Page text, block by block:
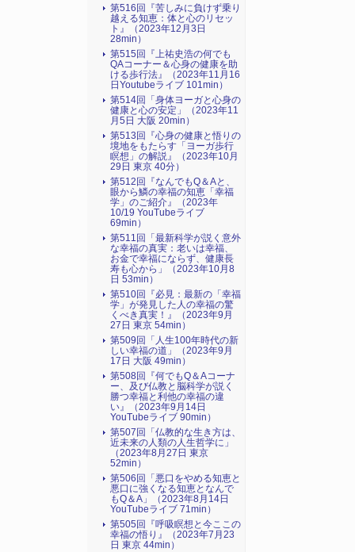
第516回『苦しみに負けず乗り
越える知恵：体と心のリセッ
ト』（2023年12月3日
28min）
第515回『上祐史浩の何でも
QAコーナー＆心身の健康を助
ける歩行法』（2023年11月16
日Youtubeライブ 101min）
第514回「身体ヨーガと心身の
健康と心の安定」（2023年11
月5日 大阪 20min）
第513回『心身の健康と悟りの
境地をもたらす「ヨーガ歩行
瞑想」の解説』（2023年10月
29日 東京 40分）
第512回『なんでもQ＆Aと、
眼から鱗の幸福の知恵「幸福
学」のご紹介』（2023年
10/19 YouTubeライブ
69min）
第511回「最新科学が説く意外
な幸福の真実：老いは幸福、
お金で幸福にならず、健康長
寿も心から」（2023年10月8
日 53min）
第510回『必見：最新の「幸福
学」が発見した人の幸福の驚
くべき真実！』（2023年9月
27日 東京 54min）
第509回「人生100年時代の新
しい幸福の道」（2023年9月
17日 大阪 49min）
第508回『何でもQ＆Aコーナ
ー、及び仏教と脳科学が説く
勝つ幸福と利他の幸福の違
い』（2023年9月14日
YouTubeライブ 90min）
第507回「仏教的な生き方は、
近未来の人類の人生哲学に」
（2023年8月27日 東京
52min）
第506回「悪口をやめる知恵と
悪口に強くなる知恵となんで
もQ＆A」（2023年8月14日
YouTubeライブ 71min）
第505回『呼吸瞑想と今ここの
幸福の悟り』（2023年7月23
日 東京 44min）